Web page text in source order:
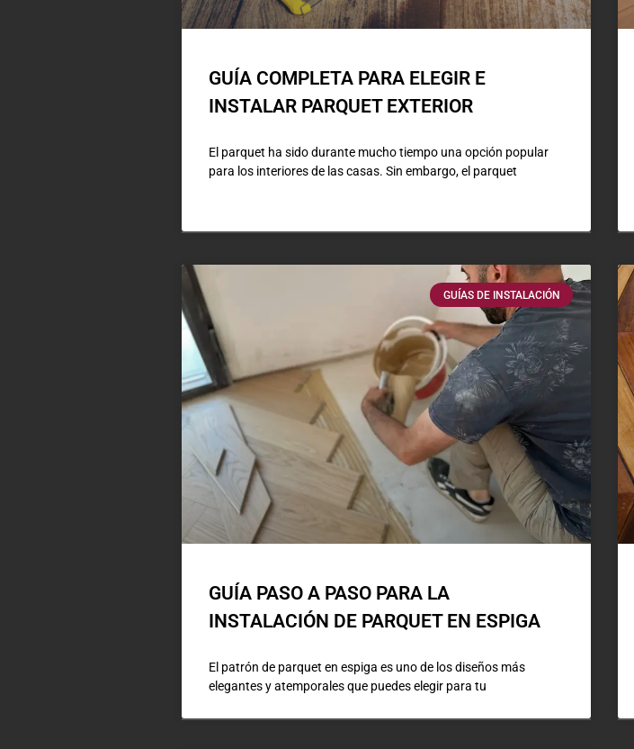
GUÍA COMPLETA PARA ELEGIR E
INSTALAR PARQUET EXTERIOR
El parquet ha sido durante mucho tiempo una opción popular
para los interiores de las casas. Sin embargo, el parquet
GUÍAS DE INSTALACIÓN
GUÍA PASO A PASO PARA LA
INSTALACIÓN DE PARQUET EN ESPIGA
El patrón de parquet en espiga es uno de los diseños más
elegantes y atemporales que puedes elegir para tu